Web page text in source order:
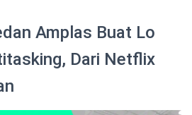
Amplas Buat Lo
Dari Netflix